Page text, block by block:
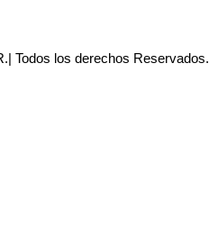
Todos los derechos Reservados.